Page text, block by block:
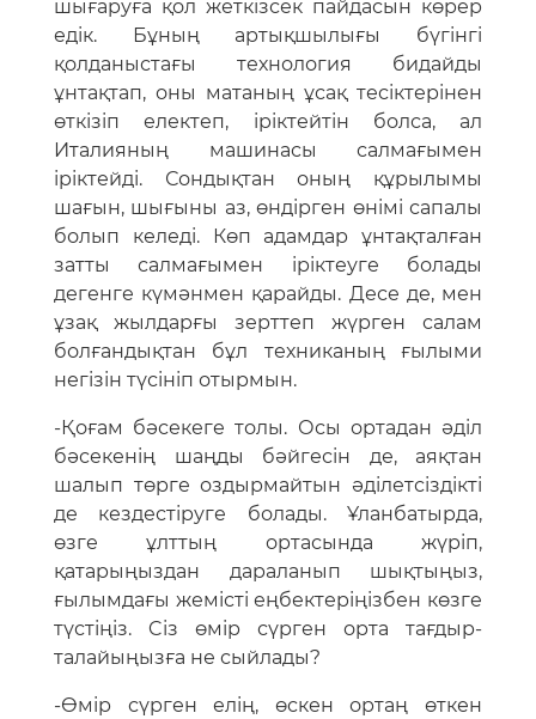
шығаруға қол жеткізсек пайдасын көрер
едік. Бұның артықшылығы бүгінгі
қолданыстағы технология бидайды
ұнтақтап, оны матаның ұсақ тесіктерінен
өткізіп електеп, іріктейтін болса, ал
Италияның машинасы салмағымен
іріктейді. Сондықтан оның құрылымы
шағын, шығыны аз, өндірген өнімі сапалы
болып келеді. Көп адамдар ұнтақталған
затты салмағымен іріктеуге болады
дегенге күмәнмен қарайды. Десе де, мен
ұзақ жылдарғы зерттеп жүрген салам
болғандықтан бұл техниканың ғылыми
негізін түсініп отырмын.
-Қоғам бәсекеге толы. Осы ортадан әділ
бәсекенің шаңды бәйгесін де, аяқтан
шалып төрге оздырмайтын әділетсіздікті
де кездестіруге болады. Ұланбатырда,
өзге ұлттың ортасында жүріп,
қатарыңыздан дараланып шықтыңыз,
ғылымдағы жемісті еңбектеріңізбен көзге
түстіңіз. Cіз өмір сүрген орта тағдыр-
талайыңызға не сыйлады?
-Өмір сүрген елің, өскен ортаң өткен